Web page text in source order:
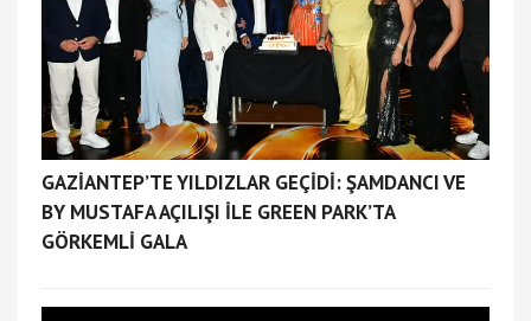
GAZİANTEP’TE YILDIZLAR GEÇİDİ: ŞAMDANCI VE
BY MUSTAFA AÇILIŞI İLE GREEN PARK’TA
GÖRKEMLİ GALA